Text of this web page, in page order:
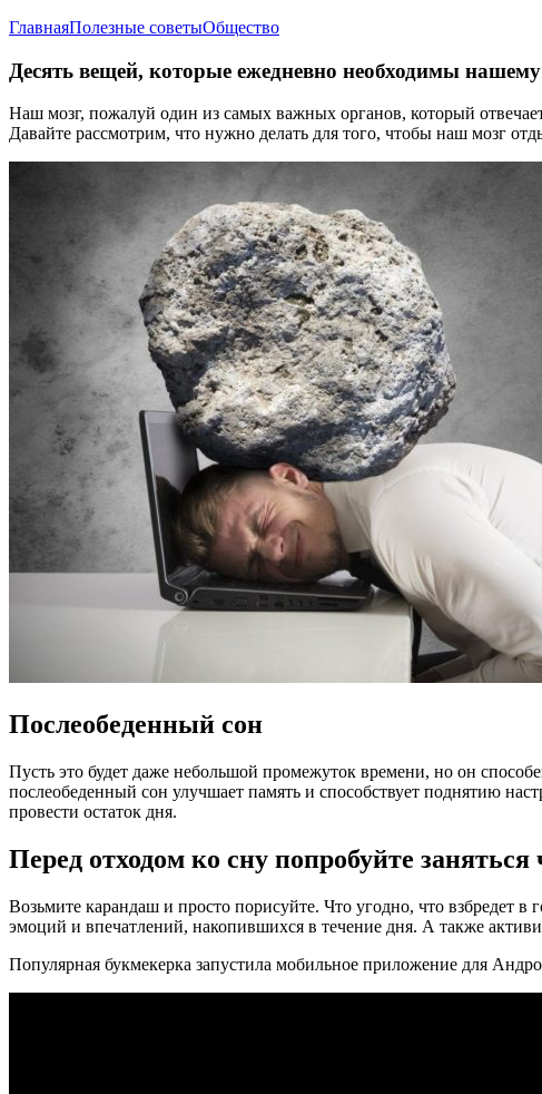
ГлавнаяПолезные советыОбщество
Десять вещей, которые ежедневно необходимы
Наш мозг, пожалуй один из самых важных органов, который
Давайте рассмотрим, что нужно делать для того, чтобы наш мозг
Послеобеденный сон
Пусть это будет даже небольшой промежуток времени, но он
послеобеденный сон улучшает память и способствует поднятию
провести остаток дня.
Перед отходом ко сну попробуйте
Возьмите карандаш и просто порисуйте. Что угодно, что взбредет
эмоций и впечатлений, накопившихся в течение дня. А также
Популярная букмекерка запустила мобильное приложение для